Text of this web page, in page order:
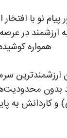
نو با
همواره
ارزشمندترین
بدون
و کاردانش به